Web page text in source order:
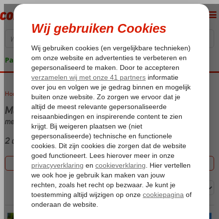
Pakketgarantie
Home Vakantie reizen
Mambo Beach
met Aparthotel
2 aanbiedingen
Filter 2 aanbiedingen
Sorteren op: